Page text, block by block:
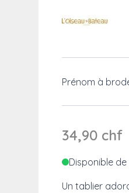
Prénom à
34,90 chf
Disponible
Un tablier